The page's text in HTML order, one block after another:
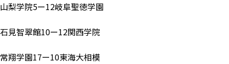
山梨学院5ー12岐阜聖徳学園
石見智翠館10ー12関西学院
常翔学園17ー10東海大相模